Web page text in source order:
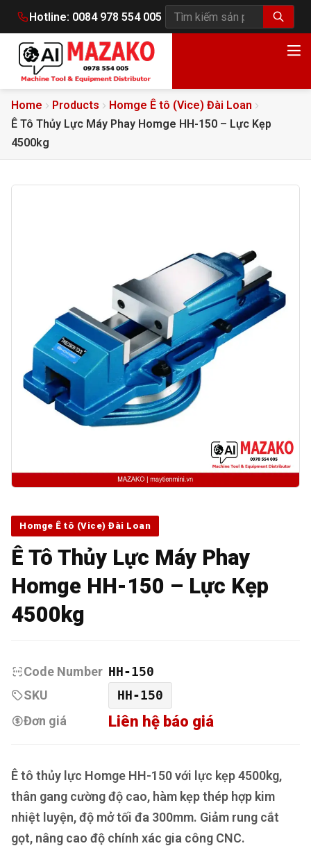
Hotline: 0084 978 554 005
Tìm kiếm sản phẩm
Home Products
Homge Ê tô (Vice) Đài Loan
Ê Tô Thủy Lực Máy Phay Homge HH-150 – Lực Kẹp
4500kg
Homge Ê tô (Vice) Đài Loan
Ê Tô Thủy Lực Máy Phay
Homge HH-150 – Lực Kẹp
4500kg
Code Number HH-150
SKU
HH-150
Đơn giá
Liên hệ báo giá
Ê tô thủy lực Homge HH-150 với lực kẹp 4500kg,
thân gang cường độ cao, hàm kẹp thép hợp kim
nhiệt luyện, độ mở tối đa 300mm. Giảm rung cắt
gọt, nâng cao độ chính xác gia công CNC.